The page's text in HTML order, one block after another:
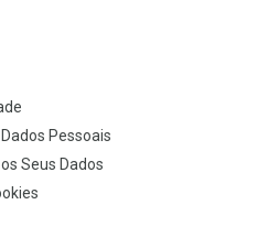
Pessoais
Seus Dados